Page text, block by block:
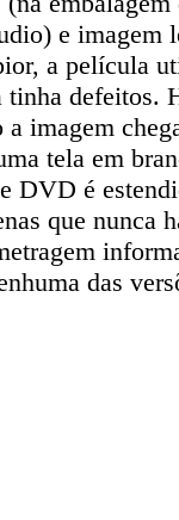
e imagem
a película
tinha defeitos.
imagem
tela em
DVD é
que nunca
das